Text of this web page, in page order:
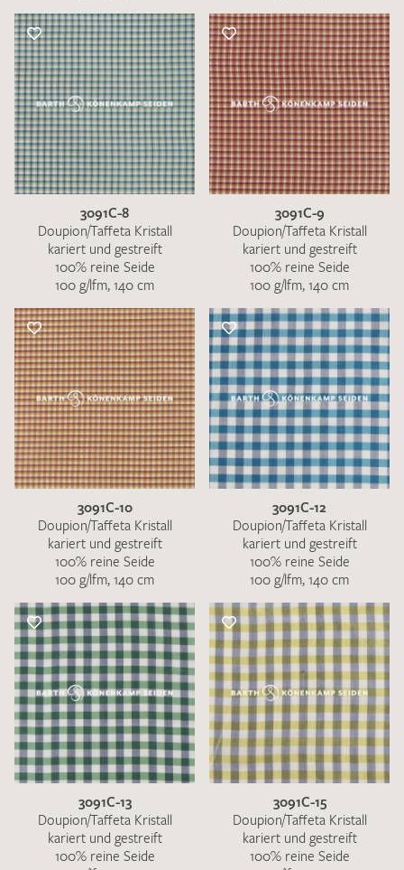
3091C-8
Doupion/Taffeta Kristall
kariert und gestreift
100% reine Seide
100 g/lfm, 140 cm
3091C-9
Doupion/Taffeta Kristall
kariert und gestreift
100% reine Seide
100 g/lfm, 140 cm
3091C-10
Doupion/Taffeta Kristall
kariert und gestreift
100% reine Seide
100 g/lfm, 140 cm
3091C-12
Doupion/Taffeta Kristall
kariert und gestreift
100% reine Seide
100 g/lfm, 140 cm
3091C-13
Doupion/Taffeta Kristall
kariert und gestreift
100% reine Seide
3091C-15
Doupion/Taffeta Kristall
kariert und gestreift
100% reine Seide